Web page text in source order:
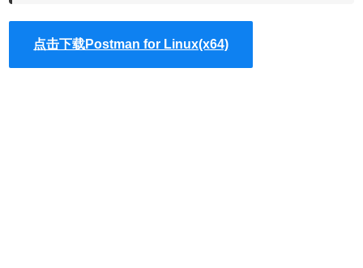
wget https://dl.pstmn.io/download/latest/
sudo tar -xzf huajiakeji.com-
rm huajiakeji.com-postman.tar.gz
点击下载Postman for Linux(x64)